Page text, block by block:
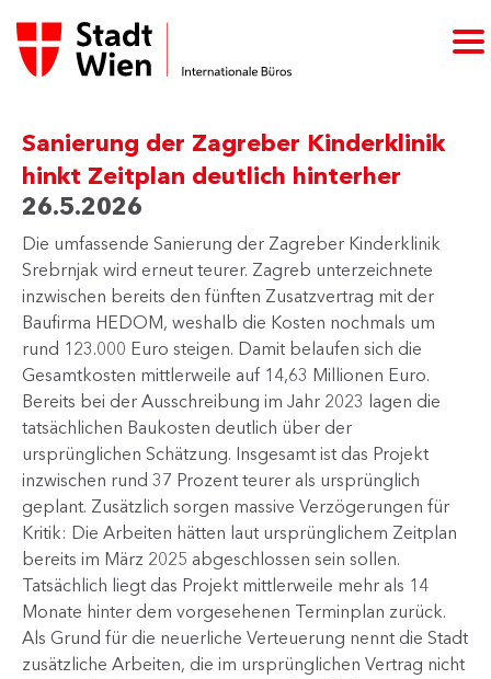
Sanierung der Zagreber Kinderklinik
hinkt Zeitplan deutlich hinterher
26.5.2026
Die umfassende Sanierung der Zagreber Kinderklinik
Srebrnjak wird erneut teurer. Zagreb unterzeichnete
inzwischen bereits den fünften Zusatzvertrag mit der
Baufirma HEDOM, weshalb die Kosten nochmals um
rund 123.000 Euro steigen. Damit belaufen sich die
Gesamtkosten mittlerweile auf 14,63 Millionen Euro.
Bereits bei der Ausschreibung im Jahr 2023 lagen die
tatsächlichen Baukosten deutlich über der
ursprünglichen Schätzung. Insgesamt ist das Projekt
inzwischen rund 37 Prozent teurer als ursprünglich
geplant. Zusätzlich sorgen massive Verzögerungen für
Kritik: Die Arbeiten hätten laut ursprünglichem Zeitplan
bereits im März 2025 abgeschlossen sein sollen.
Tatsächlich liegt das Projekt mittlerweile mehr als 14
Monate hinter dem vorgesehenen Terminplan zurück.
Als Grund für die neuerliche Verteuerung nennt die Stadt
zusätzliche Arbeiten, die im ursprünglichen Vertrag nicht